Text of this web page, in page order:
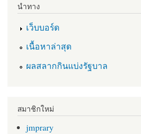
นำทาง
เว็บบอร์ด
เนื้อหาล่าสุด
ผลสลากกินแบ่งรัฐบาล
สมาชิกใหม่
jmprary